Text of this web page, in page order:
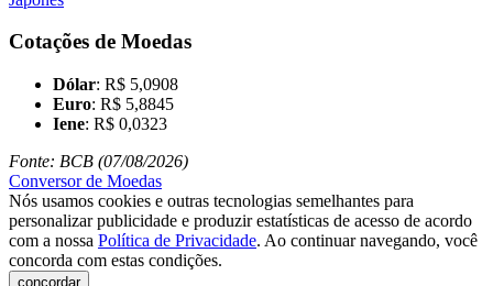
Cotações de Moedas
Dólar: R$ 5,0908
Euro: R$ 5,8845
Iene: R$ 0,0323
Fonte: BCB (07/08/2026)
Conversor de Moedas
Nós usamos cookies e outras tecnologias semelhantes para
personalizar publicidade e produzir estatísticas de acesso de acordo
com a nossa Política de Privacidade. Ao continuar navegando, você
concorda com estas condições.
concordar